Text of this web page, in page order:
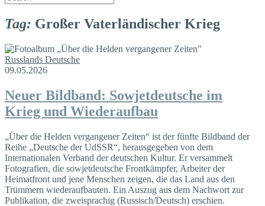
Tag: Großer Vaterländischer Krieg
Russlands Deutsche
09.05.2026
Neuer Bildband: Sowjetdeutsche im
Krieg und Wiederaufbau
„Über die Helden vergangener Zeiten“ ist der fünfte Bildband der
Reihe „Deutsche der UdSSR“, herausgegeben von dem
Internationalen Verband der deutschen Kultur. Er versammelt
Fotografien, die sowjetdeutsche Frontkämpfer, Arbeiter der
Heimatfront und jene Menschen zeigen, die das Land aus den
Trümmern wiederaufbauten. Ein Auszug aus dem Nachwort zur
Publikation, die zweisprachig (Russisch/Deutsch) erschien.